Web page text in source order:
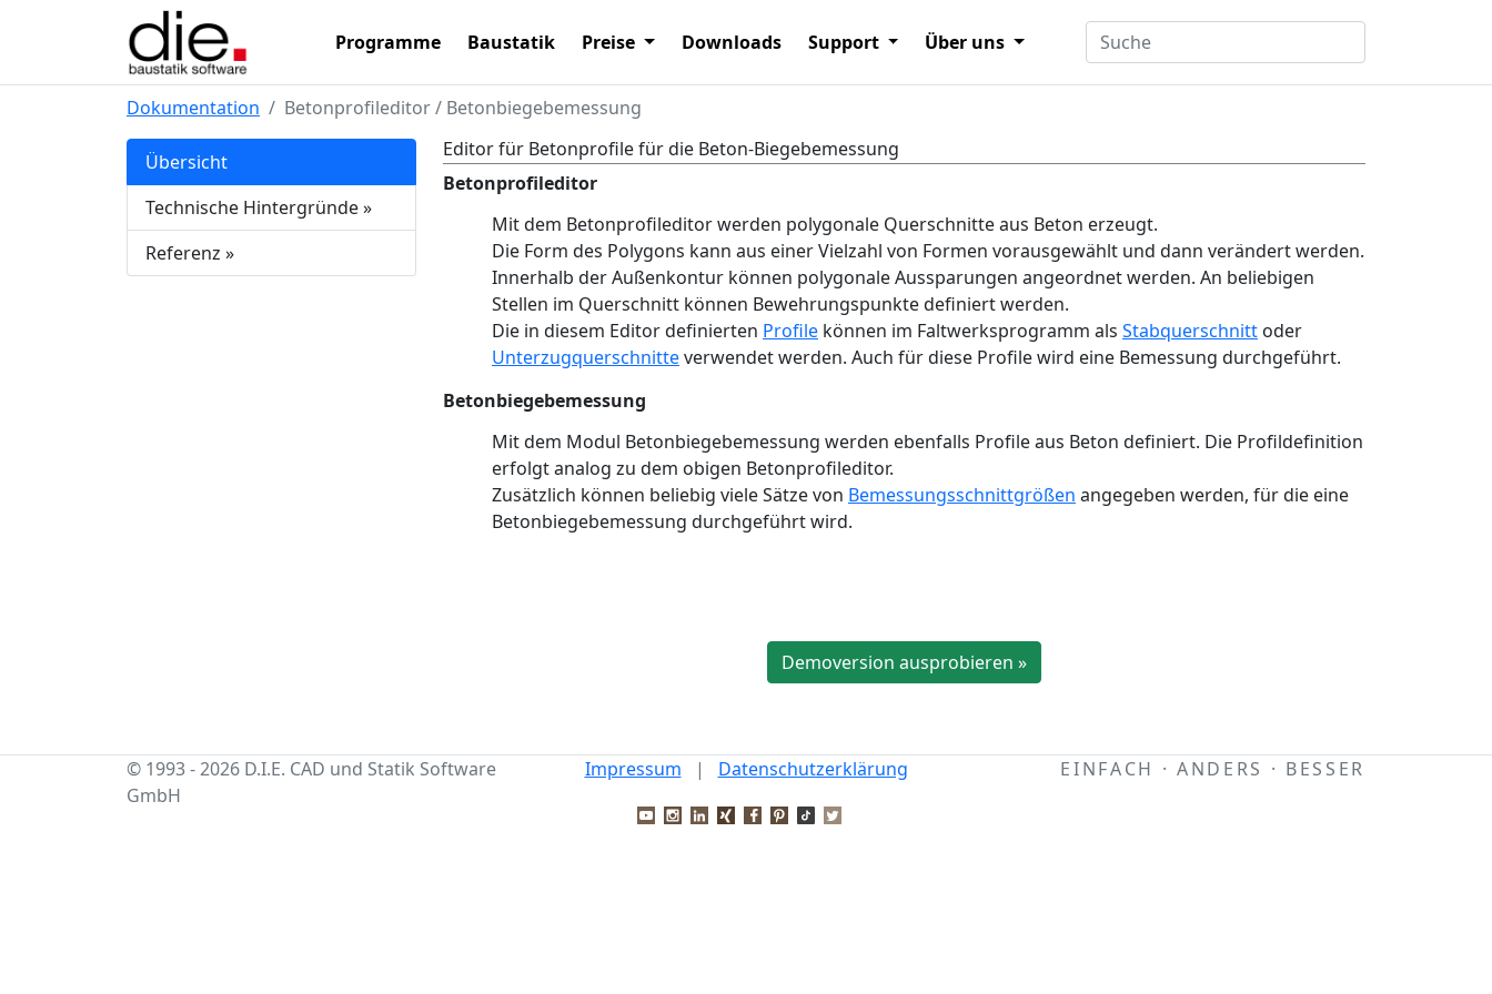
Programme Baustatik Preise Downloads Support Über uns
Dokumentation Betonprofileditor / Betonbiegebemessung
Übersicht
Technische Hintergründe»
Referenz »
Editor für Betonprofile für die Beton-Biegebemessung
Betonprofileditor
Mit dem Betonprofileditor werden polygonale Querschnitte aus Beton erzeugt.
Die Form des Polygons kann aus einer Vielzahl von Formen vorausgewählt und dann verändert werden.
Innerhalb der Außenkontur können polygonale Aussparungen angeordnet werden. An beliebigen
Stellen im Querschnitt können Bewehrungspunkte definiert werden.
Die in diesem Editor definierten Profile können im Faltwerksprogramm als Stabquerschnitt oder
Unterzugquerschnitteverwendet werden. Auch für diese Profile wird eine Bemessung durchgeführt.
Betonbiegebemessung
Mit dem Modul Betonbiegebemessung werden ebenfalls Profile aus Beton definiert. Die Profildefinition
erfolgt analog zu dem obigen Betonprofileditor.
Zusätzlich können beliebig viele Sätze von Bemessungsschnittgrößen angegeben werden, für die eine
Betonbiegebemessung durchgeführt wird.
Demoversion ausprobieren »
© 1993 - 2026 D.I.E. CAD und Statik Software
GmbH
Impressum | Datenschutzerklärung EINFACH · ANDERS · BESSER